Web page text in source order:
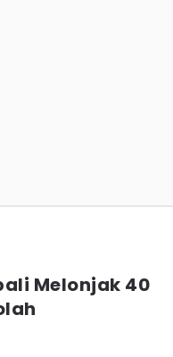
Melonjak 40